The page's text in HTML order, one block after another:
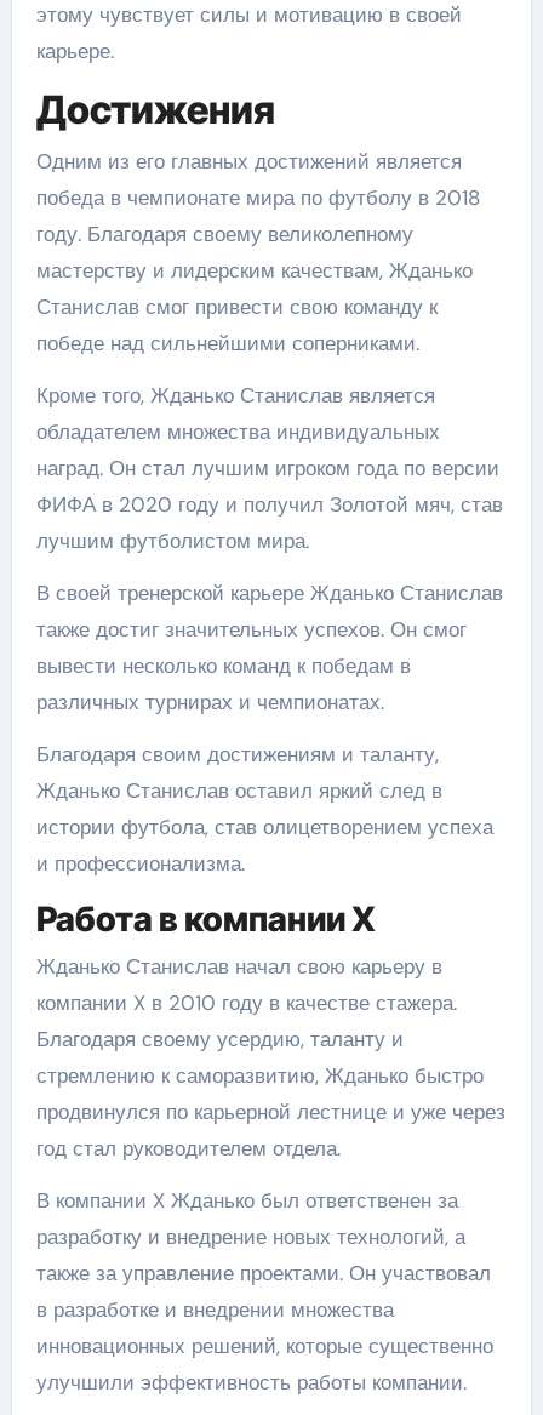
этому чувствует силы и мотивацию в своей
карьере.
Достижения
Одним из его главных достижений является
победа в чемпионате мира по футболу в 2018
году. Благодаря своему великолепному
мастерству и лидерским качествам, Жданько
Станислав смог привести свою команду к
победе над сильнейшими соперниками.
Кроме того, Жданько Станислав является
обладателем множества индивидуальных
наград. Он стал лучшим игроком года по версии
ФИФА в 2020 году и получил Золотой мяч, став
лучшим футболистом мира.
В своей тренерской карьере Жданько Станислав
также достиг значительных успехов. Он смог
вывести несколько команд к победам в
различных турнирах и чемпионатах.
Благодаря своим достижениям и таланту,
Жданько Станислав оставил яркий след в
истории футбола, став олицетворением успеха
и профессионализма.
Работа в компании X
Жданько Станислав начал свою карьеру в
компании X в 2010 году в качестве стажера.
Благодаря своему усердию, таланту и
стремлению к саморазвитию, Жданько быстро
продвинулся по карьерной лестнице и уже через
год стал руководителем отдела.
В компании X Жданько был ответственен за
разработку и внедрение новых технологий, а
также за управление проектами. Он участвовал
в разработке и внедрении множества
инновационных решений, которые существенно
улучшили эффективность работы компании.